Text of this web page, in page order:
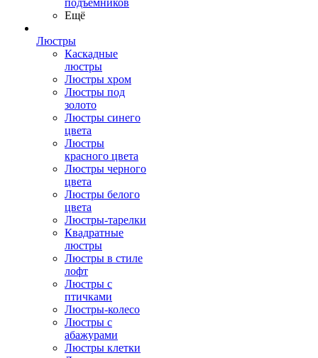
подъемников
Ещё
Люстры
Каскадные
люстры
Люстры хром
Люстры под
золото
Люстры синего
цвета
Люстры
красного цвета
Люстры черного
цвета
Люстры белого
цвета
Люстры-тарелки
Квадратные
люстры
Люстры в стиле
лофт
Люстры с
птичками
Люстры-колесо
Люстры с
абажурами
Люстры клетки